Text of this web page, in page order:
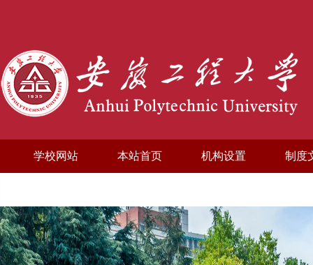
学校网站 本站首页 机构设置 制度